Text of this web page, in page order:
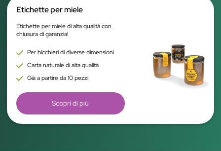
Etichette per miele
Etichette per miele di alta qualità con
chiusura di garanzia!
Per bicchieri di diverse dimensioni
Carta naturale di alta qualità
Già a partire da 10 pezzi
Scopri di più